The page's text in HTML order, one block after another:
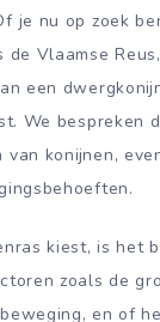
je nu op zoek
de Vlaamse
een
We bespreken
van konijnen,
kiest, is het
zoals de
en of